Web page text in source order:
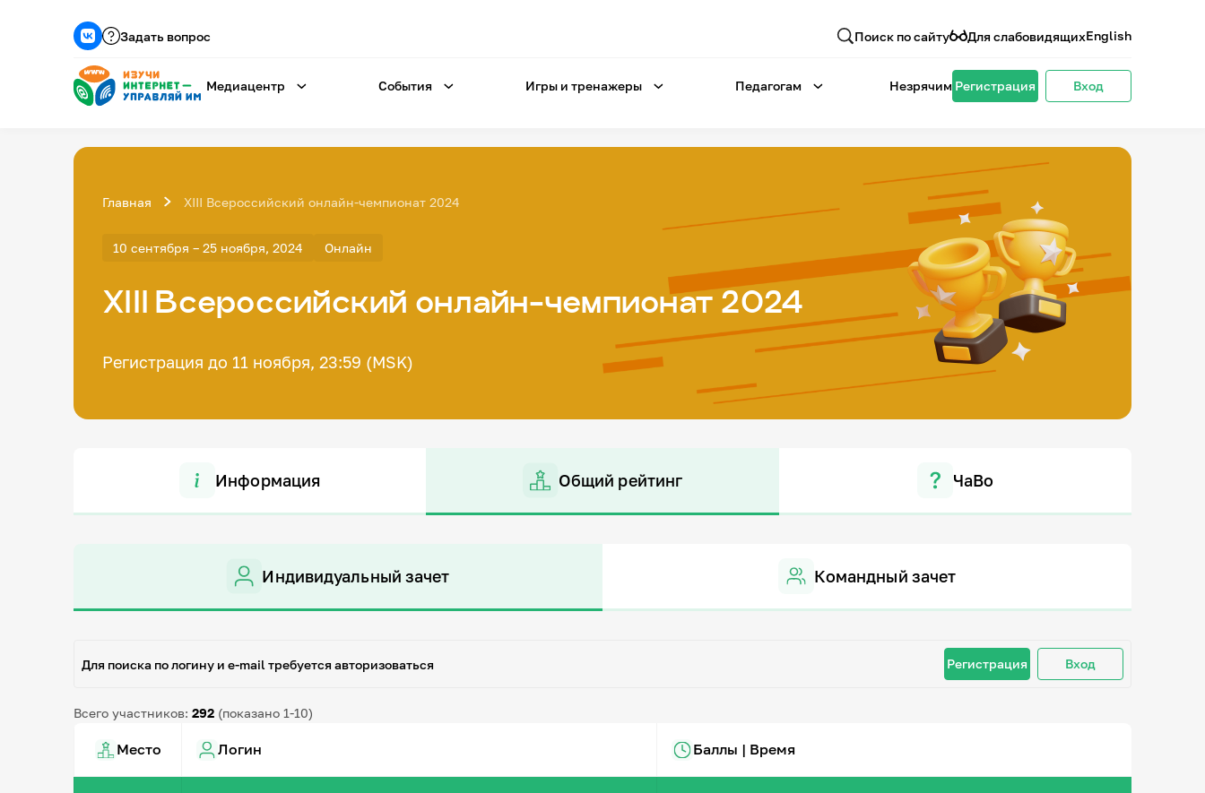
Задать вопрос Поиск по сайту Для слабовидящихEnglish
Медиацентр События Игры и тренажеры Педагогам Незрячим Регистрация Вход
Главная XIII Всероссийский онлайн-чемпионат 2024
10 сентября – 25 ноября, 2024 Онлайн
XIII Всероссийский онлайн-чемпионат 2024
Регистрация до 11 ноября, 23:59 (MSK)
Информация Общий рейтинг ЧаВо
Индивидуальный зачет Командный зачет
Для поиска по логину и e-mail требуется авторизоваться Регистрация Вход
Всего участников: 292 (показано 1-10)
Место Логин Баллы | Время